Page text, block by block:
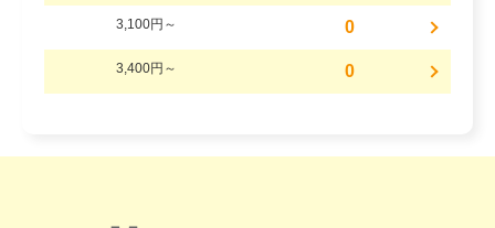
3,100円～ 0
3,400円～ 0